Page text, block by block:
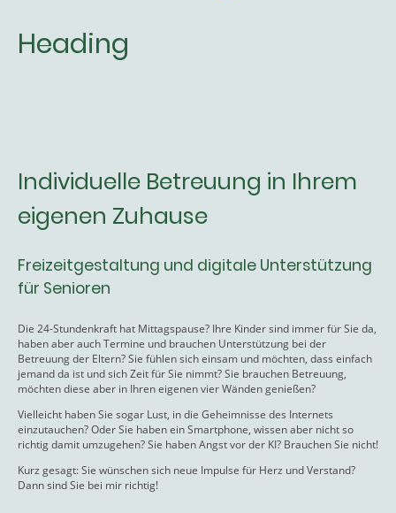
Heading
Individuelle Betreuung in Ihrem
eigenen Zuhause
Freizeitgestaltung und digitale Unterstützung
für Senioren
Die 24-Stundenkraft hat Mittagspause? Ihre Kinder sind immer für Sie da,
haben aber auch Termine und brauchen Unterstützung bei der
Betreuung der Eltern? Sie fühlen sich einsam und möchten, dass einfach
jemand da ist und sich Zeit für Sie nimmt? Sie brauchen Betreuung,
möchten diese aber in Ihren eigenen vier Wänden genießen?
Vielleicht haben Sie sogar Lust, in die Geheimnisse des Internets
einzutauchen? Oder Sie haben ein Smartphone, wissen aber nicht so
richtig damit umzugehen? Sie haben Angst vor der KI? Brauchen Sie nicht!
Kurz gesagt: Sie wünschen sich neue Impulse für Herz und Verstand?
Dann sind Sie bei mir richtig!